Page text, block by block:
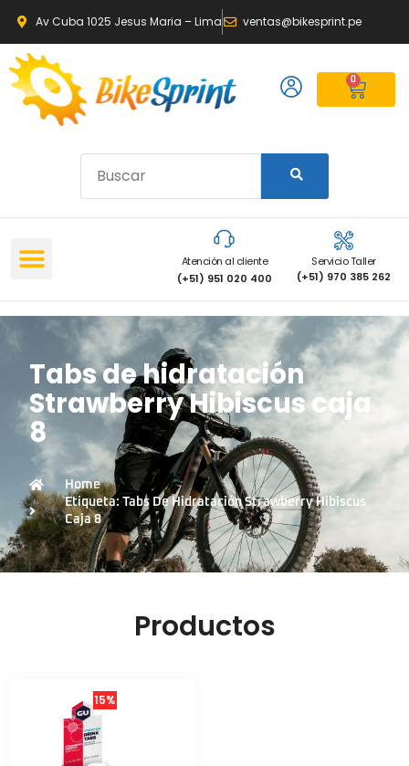
Av Cuba 1025 Jesus Maria – Lima ventas@bikesprint.pe
0
Atención al cliente
(+51) 951 020 400
Servicio Taller
(+51) 970 385 262
Tabs de hidratación
Strawberry Hibiscus caja
8
Home
Etiqueta: Tabs De Hidratación Strawberry Hibiscus
Caja 8
Productos
15%